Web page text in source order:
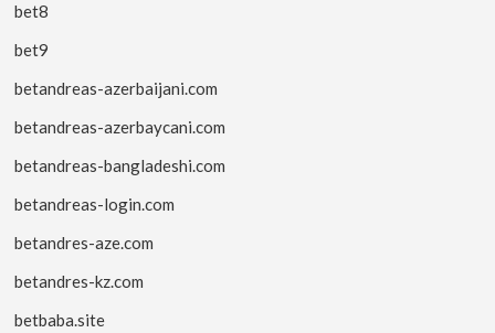
bet8
bet9
betandreas-azerbaijani.com
betandreas-azerbaycani.com
betandreas-bangladeshi.com
betandreas-login.com
betandres-aze.com
betandres-kz.com
betbaba.site